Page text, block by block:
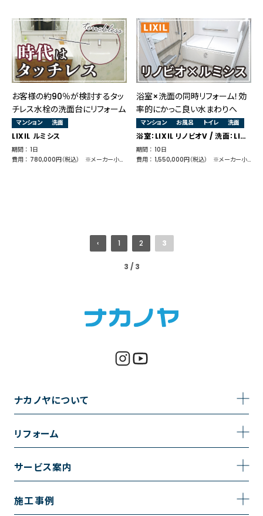
お客様の約90％が検討するタッ
チレス水栓の洗面台にリフォーム
マンション 洗面
LIXIL ルミシス
期間 ： 1日
費用 ： 780,000円（税込） ※メーカー小売価格 639,100円
浴室×洗面の同時リフォーム！効
率的にかっこ良い水まわりへ
マンション お風呂 トイレ 洗面
浴室：LIXIL リノビオV / 洗面：LIXIL ルミシス / トイレ：LIXIL アメージュZ
期間 ： 10日
費用 ： 1,550,000円（税込） ※メーカー小売価格 1,925,055円
3 / 3
‹ 1 2 3
ナカノヤについて
採用情報
リフォーム
トイレのリフォーム
サービス案内
サービスの流れ
施工事例